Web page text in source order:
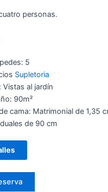
personas.
5
Supletoria
Vistas al jardín
90m²
cama: Matrimonial de 1,35
de 90 cm